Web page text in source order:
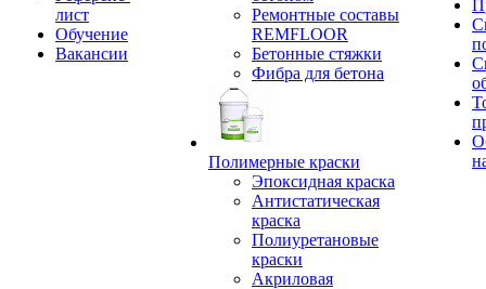
лист
Обучение
Вакансии
Ремонтные составы
REMFLOOR
Бетонные стяжки
Фибра для бетона
Полимерные краски
Эпоксидная краска
Антистатическая
краска
Полиуретановые
краски
Акриловая